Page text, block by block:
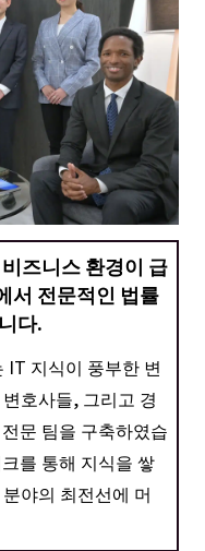
즈니스 환경이 급
서 전문적인 법률
다.
IT 지식이 풍부한 변
호사들, 그리고 경
문 팀을 구축하였습
를 통해 지식을 쌓
야의 최전선에 머